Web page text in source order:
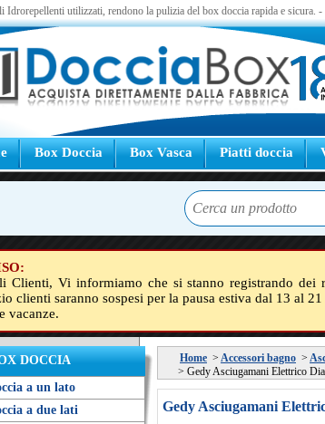
Idrorepellenti utilizzati, rendono la pulizia del box doccia rapida e sicura. -
Box Doccia Box Vasca Piatti doccia
Clienti, Vi informiamo che si stanno registrando
clienti saranno sospesi per la pausa estiva dal 13 al
vacanze.
DOCCIA
a un lato
a due lati
Home > Accessori bagno >
> Gedy Asciugamani Elettrico
Gedy Asciugamani